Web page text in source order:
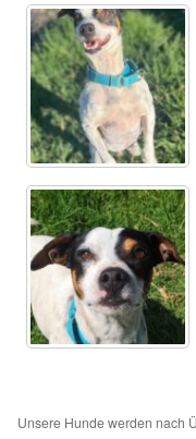
Leishmaniose
Qualzucht bei
Sonderfarben bei
Zwingerhusten
Ablauf Adoption
Unsere Hunde werden nach